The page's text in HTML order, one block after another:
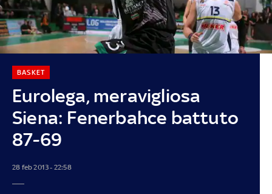
Eurolega, meravigliosa
Siena: Fenerbahce battuto
87-69
BASKET
28 feb 2013 - 22:58